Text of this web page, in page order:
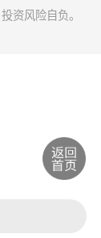
资风险自负。